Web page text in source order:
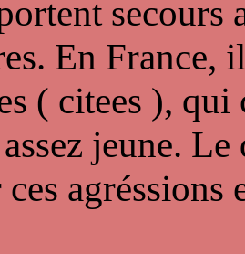
secours
En France,
( citees ),
jeune.